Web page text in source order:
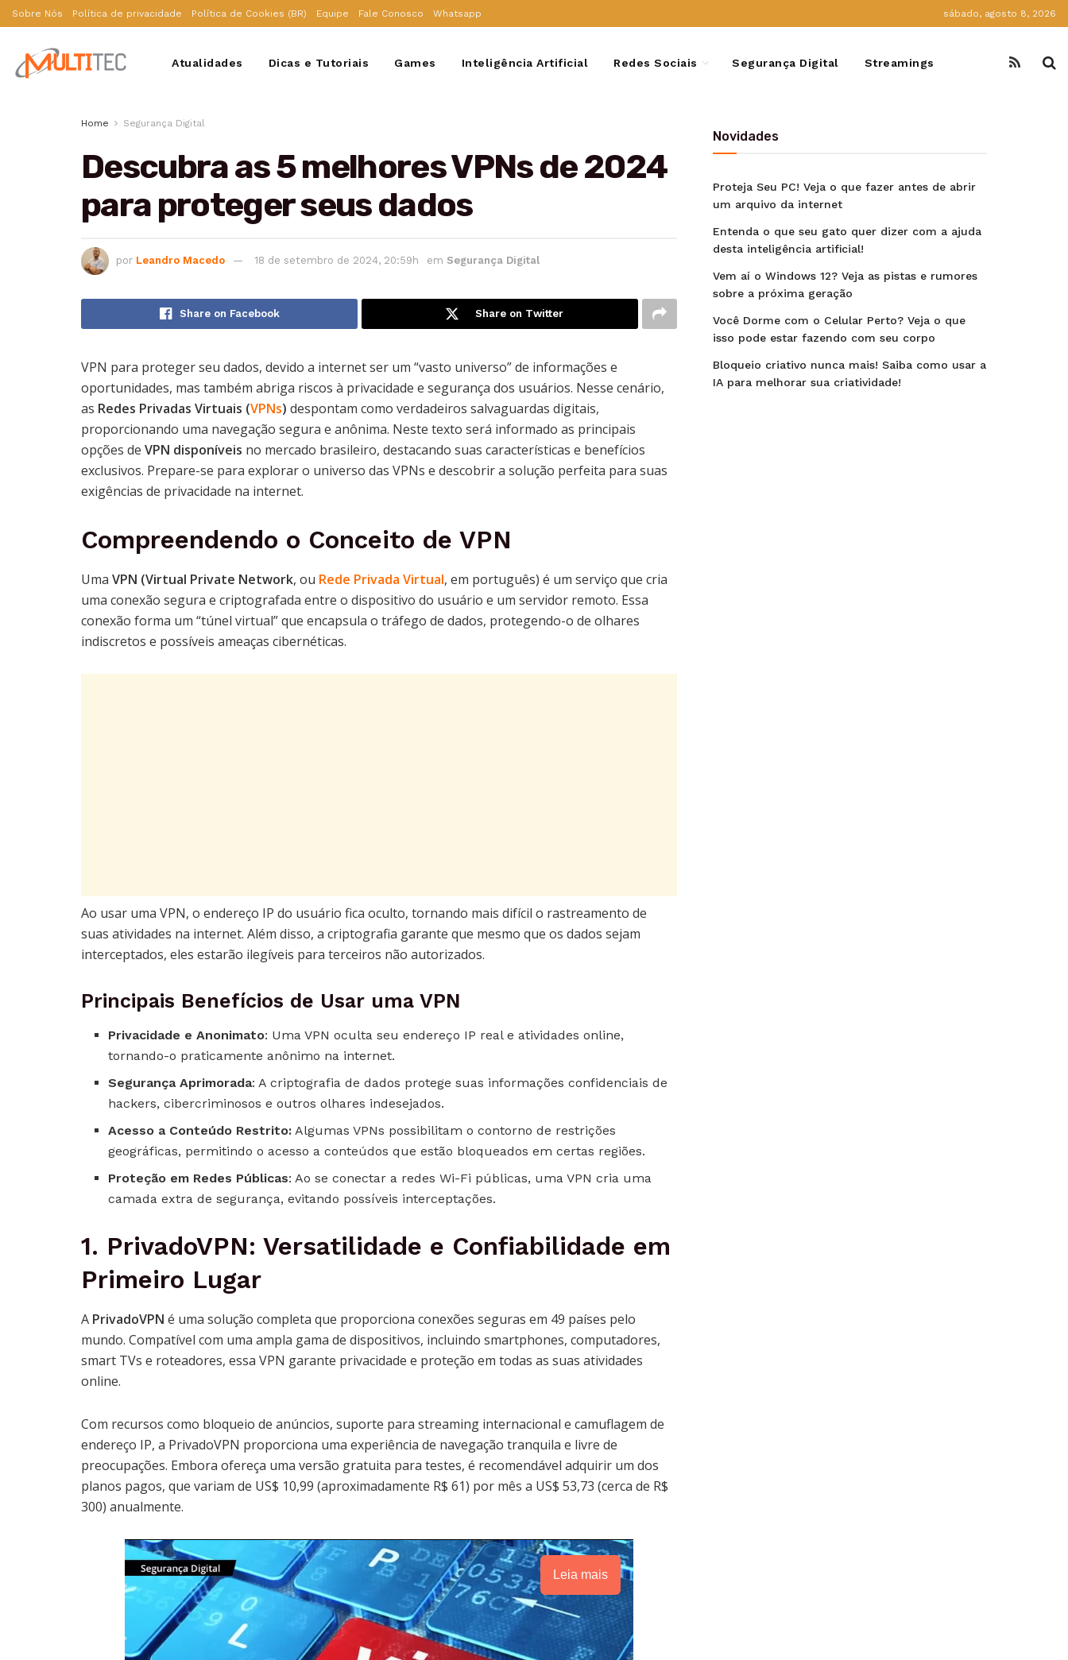
Sobre Nós Política de privacidade Política de Cookies (BR) Equipe Fale Conosco Whatsapp sábado, agosto 8, 2026
Atualidades Dicas e Tutoriais Games Inteligência Artificial Redes Sociais Segurança Digital Streamings
Home Segurança Digital
Descubra as 5 melhores VPNs de 2024
para proteger seus dados
por Leandro Macedo 18 de setembro de 2024, 20:59h em Segurança Digital
Share on Facebook Share on Twitter
VPN para proteger seu dados, devido a internet ser um “vasto universo” de informações e
oportunidades, mas também abriga riscos à privacidade e segurança dos usuários. Nesse cenário,
as Redes Privadas Virtuais (VPNs) despontam como verdadeiros salvaguardas digitais,
proporcionando uma navegação segura e anônima. Neste texto será informado as principais
opções de VPN disponíveis no mercado brasileiro, destacando suas características e benefícios
exclusivos. Prepare-se para explorar o universo das VPNs e descobrir a solução perfeita para suas
exigências de privacidade na internet.
Compreendendo o Conceito de VPN
Uma VPN (Virtual Private Network, ou Rede Privada Virtual, em português) é um serviço que cria
uma conexão segura e criptografada entre o dispositivo do usuário e um servidor remoto. Essa
conexão forma um “túnel virtual” que encapsula o tráfego de dados, protegendo-o de olhares
indiscretos e possíveis ameaças cibernéticas.
Ao usar uma VPN, o endereço IP do usuário fica oculto, tornando mais difícil o rastreamento de
suas atividades na internet. Além disso, a criptografia garante que mesmo que os dados sejam
interceptados, eles estarão ilegíveis para terceiros não autorizados.
Principais Benefícios de Usar uma VPN
Privacidade e Anonimato: Uma VPN oculta seu endereço IP real e atividades online,
tornando-o praticamente anônimo na internet.
Segurança Aprimorada: A criptografia de dados protege suas informações confidenciais de
hackers, cibercriminosos e outros olhares indesejados.
Acesso a Conteúdo Restrito: Algumas VPNs possibilitam o contorno de restrições
geográficas, permitindo o acesso a conteúdos que estão bloqueados em certas regiões.
Proteção em Redes Públicas: Ao se conectar a redes Wi-Fi públicas, uma VPN cria uma
camada extra de segurança, evitando possíveis interceptações.
1. PrivadoVPN: Versatilidade e Confiabilidade em
Primeiro Lugar
A PrivadoVPN é uma solução completa que proporciona conexões seguras em 49 países pelo
mundo. Compatível com uma ampla gama de dispositivos, incluindo smartphones, computadores,
smart TVs e roteadores, essa VPN garante privacidade e proteção em todas as suas atividades
online.
Com recursos como bloqueio de anúncios, suporte para streaming internacional e camuflagem de
endereço IP, a PrivadoVPN proporciona uma experiência de navegação tranquila e livre de
preocupações. Embora ofereça uma versão gratuita para testes, é recomendável adquirir um dos
planos pagos, que variam de US$ 10,99 (aproximadamente R$ 61) por mês a US$ 53,73 (cerca de R$
300) anualmente.
Leia mais
Novidades
Proteja Seu PC! Veja o que fazer antes de abrir
um arquivo da internet
Entenda o que seu gato quer dizer com a ajuda
desta inteligência artificial!
Vem aí o Windows 12? Veja as pistas e rumores
sobre a próxima geração
Você Dorme com o Celular Perto? Veja o que
isso pode estar fazendo com seu corpo
Bloqueio criativo nunca mais! Saiba como usar a
IA para melhorar sua criatividade!